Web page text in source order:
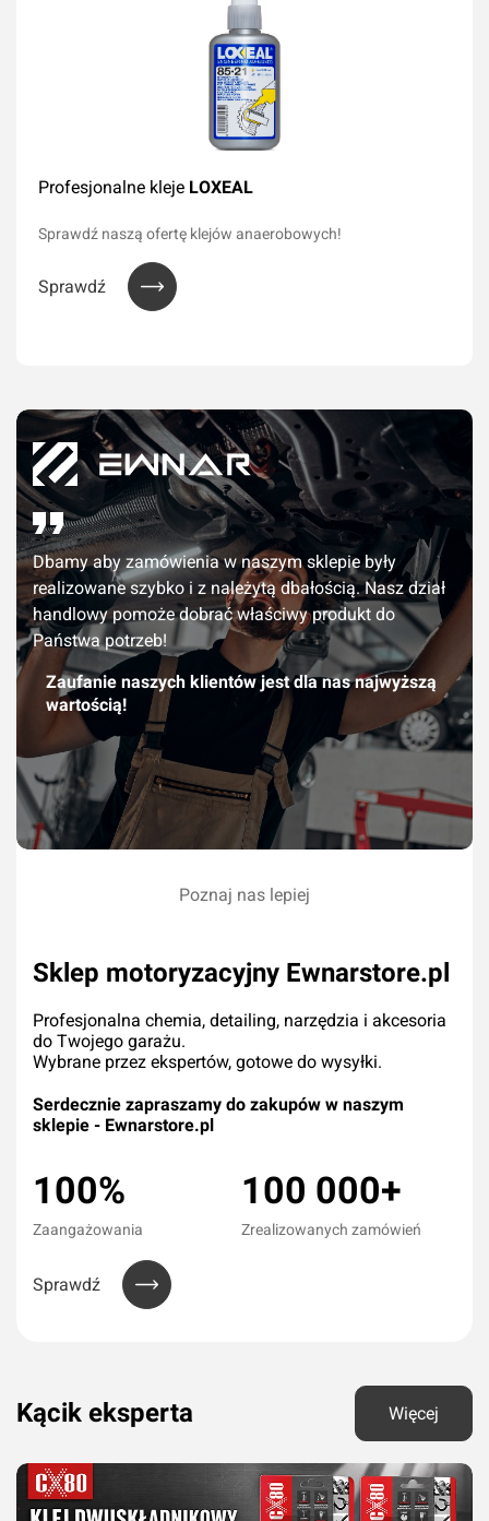
Profesjonalne kleje LOXEAL
Sprawdź naszą ofertę klejów anaerobowych!
Sprawdź
Dbamy aby zamówienia w naszym sklepie były
realizowane szybko i z należytą dbałością. Nasz dział
handlowy pomoże dobrać właściwy produkt do
Państwa potrzeb!
Zaufanie naszych klientów jest dla nas najwyższą
wartością!
Poznaj nas lepiej
Sklep motoryzacyjny Ewnarstore.pl
Profesjonalna chemia, detailing, narzędzia i akcesoria
do Twojego garażu.
Wybrane przez ekspertów, gotowe do wysyłki.
Serdecznie zapraszamy do zakupów w naszym
sklepie - Ewnarstore.pl
100%
Zaangażowania
100 000+
Zrealizowanych zamówień
Sprawdź
Kącik eksperta Więcej